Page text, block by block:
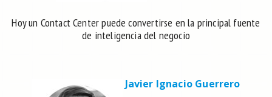
Hoy un Contact Center puede convertirse en la principal fuente
de inteligencia del negocio
Javier Ignacio Guerrero